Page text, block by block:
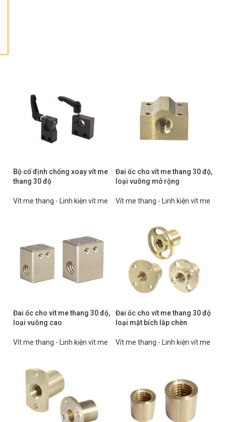
Bộ cố định chống xoay vít me
thang 30 độ
Vít me thang - Linh kiện vít me
Đai ốc cho vít me thang 30 độ,
loại vuông mở rộng
Vít me thang - Linh kiện vít me
Đai ốc cho vít me thang 30 độ,
loại vuông cao
Vít me thang - Linh kiện vít me
Đai ốc cho vít me thang 30 độ
loại mặt bích lắp chèn
Vít me thang - Linh kiện vít me